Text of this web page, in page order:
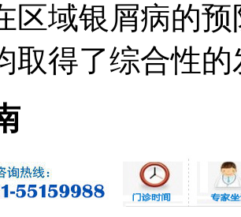
区域银屑病的
取得了综合性的